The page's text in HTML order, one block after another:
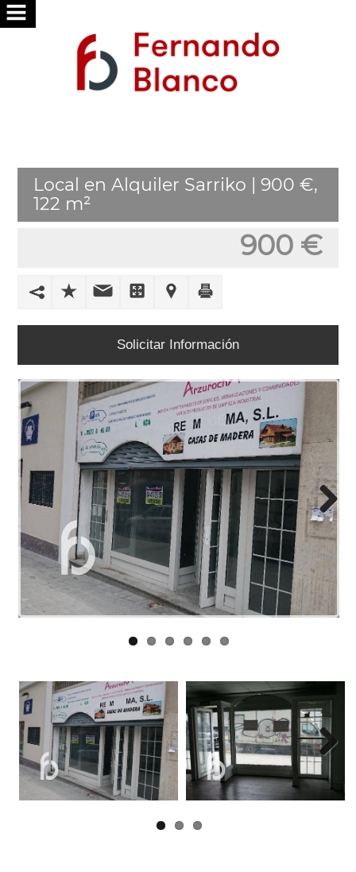
NOSOTROS
BUSCAMOS
POR
VIVIENDA
TRABAJA
NOSOTROS
ENLACES
BLOG
CONTACTO
Local en Alquiler Sarriko | 900 €,
122 m²
900 €
Solicitar Información
Next
Next